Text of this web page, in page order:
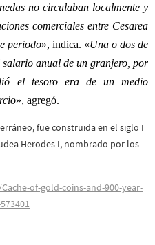
no circulaban localmente y
comerciales entre Cesarea
periodo», indica. «Una o dos de
salario anual de un granjero, por
el tesoro era de un medio
», agregó.
fue construida en el siglo I
Herodes I, nombrado por los
of-gold-coins-and-900-year-